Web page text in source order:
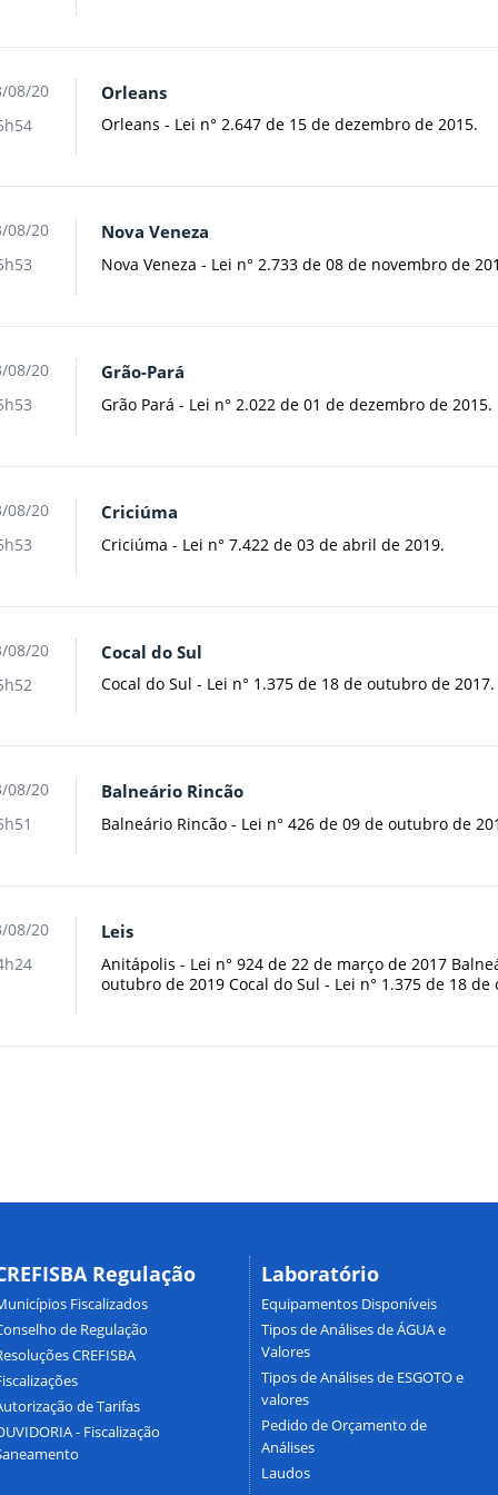
Orleans
Orleans - Lei n° 2.647 de 15 de dezembro de 2015.
08/20
Nova Veneza
Nova Veneza - Lei n° 2.733 de 08 de novembro de
08/20
Grão-Pará
Grão Pará - Lei n° 2.022 de 01 de dezembro de 2015.
08/20
Criciúma
Criciúma - Lei n° 7.422 de 03 de abril de 2019.
08/20
Cocal do Sul
Cocal do Sul - Lei n° 1.375 de 18 de outubro de 2017.
08/20
Balneário Rincão
Balneário Rincão - Lei n° 426 de 09 de outubro de
08/20
Leis
Anitápolis - Lei n° 924 de 22 de março de 2017
outubro de 2019 Cocal do Sul - Lei n° 1.375 de 18
08/20
Regulação
Fiscalizados
de Regulação
CREFISBA
de Tarifas
- Fiscalização
Laboratório
Equipamentos Disponíveis
Tipos de Análises de ÁGUA e
Valores
Tipos de Análises de ESGOTO e
valores
Pedido de Orçamento de
Análises
Laudos